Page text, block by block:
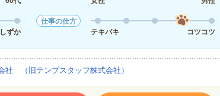
しずか
仕事の仕方
テキパキ
コツコツ
社 （旧テンプスタッフ株式会社）